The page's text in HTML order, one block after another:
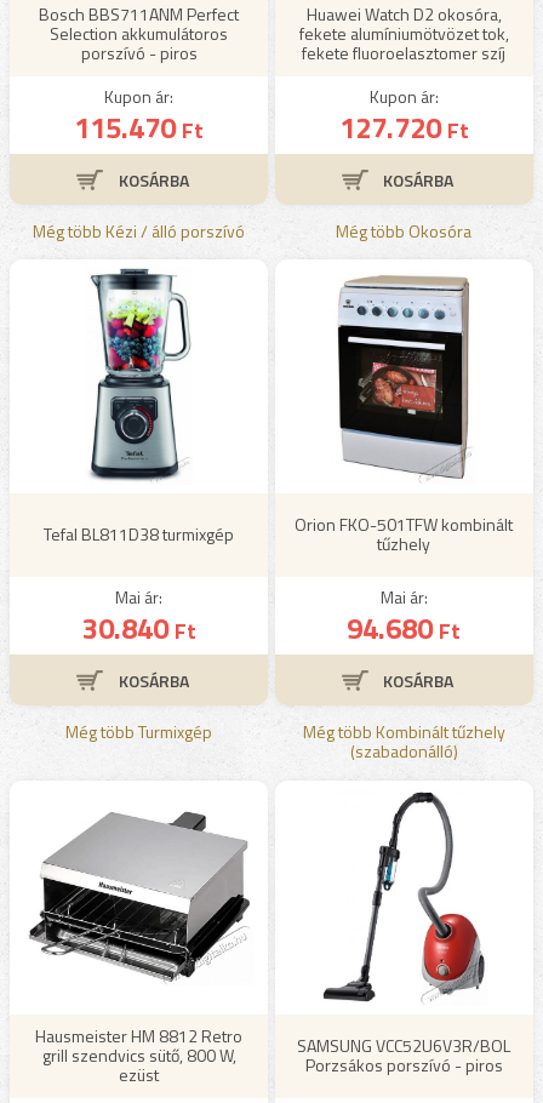
Bosch BBS711ANM Perfect
Selection akkumulátoros
porszívó - piros
Kupon ár:
115.470Ft
Még több Kézi / álló porszívó
Huawei Watch D2 okosóra,
fekete alumíniumötvözet tok,
fekete fluoroelasztomer szíj
Kupon ár:
127.720Ft
Még több Okosóra
Tefal BL811D38 turmixgép
Mai ár:
30.840Ft
Még több Turmixgép
Orion FKO-501TFW kombinált
tűzhely
Mai ár:
94.680Ft
Még több Kombinált tűzhely
(szabadonálló)
Hausmeister HM 8812 Retro
grill szendvics sütő, 800 W,
ezüst
SAMSUNG VCC52U6V3R/BOL
Porzsákos porszívó - piros